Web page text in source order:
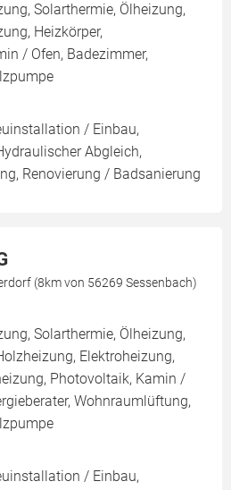
Solarthermie, Ölheizung,
Heizkörper,
/ Ofen, Badezimmer,
/ Einbau,
Abgleich,
Renovierung / Badsanierung
(8km von 56269 Sessenbach)
Solarthermie, Ölheizung,
Elektroheizung,
Photovoltaik, Kamin /
Wohnraumlüftung,
/ Einbau,